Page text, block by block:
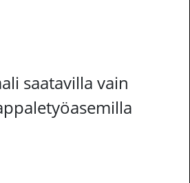
saatavilla vain